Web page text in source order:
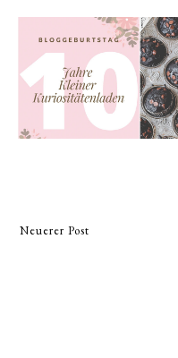
Neuerer Post